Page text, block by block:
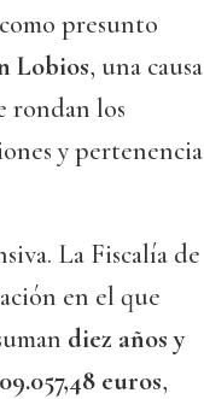
presunto
Lobios, una causa
rondan los
y pertenencia
La Fiscalía de
en el que
diez años y
euros,